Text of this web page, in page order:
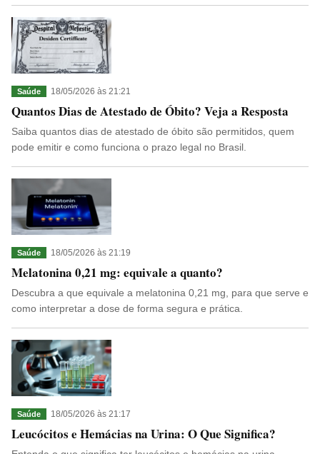
Saúde 18/05/2026 às 21:21
Quantos Dias de Atestado de Óbito? Veja a Resposta
Saiba quantos dias de atestado de óbito são permitidos, quem
pode emitir e como funciona o prazo legal no Brasil.
Saúde 18/05/2026 às 21:19
Melatonina 0,21 mg: equivale a quanto?
Descubra a que equivale a melatonina 0,21 mg, para que serve e
como interpretar a dose de forma segura e prática.
Saúde 18/05/2026 às 21:17
Leucócitos e Hemácias na Urina: O Que Significa?